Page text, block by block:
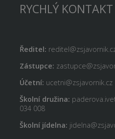
RYCHLÝ KONTAKT
Ředitel:
Zástupce:
Účetní:
Školní družina:
034 008
Školní jídelna: